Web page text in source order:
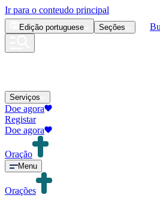
Ir para o conteudo principal
Edição portuguese Seções
Serviços
Doe agora
Registar
Doe agora
Oração
Menu
Orações